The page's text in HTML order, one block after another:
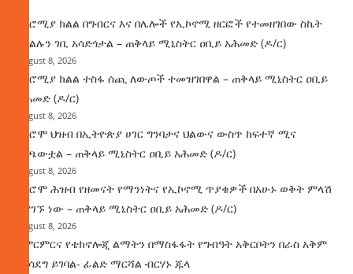
በኦሮሚያ ክልል በግብርና እና በሌሎች የኢኮኖሚ ዘርፎች የተመዘገበው ስኬት
የክልሉን ገቢ አሳድጎታል – ጠቅላይ ሚኒስትር ዐቢይ አሕመድ (ዶ/ር)
August 8, 2026
በኦሮሚያ ክልል ተስፋ ሰጪ ለውጦች ተመዝገበዋል – ጠቅላይ ሚኒስትር ዐቢይ
አሕመድ (ዶ/ር)
August 8, 2026
የኦሮሞ ህዝብ በኢትዮጵያ ሀገር ግንባታና ህልውና ውስጥ ከፍተኛ ሚና
ተጫውቷል – ጠቅላይ ሚኒስትር ዐቢይ አሕመድ (ዶ/ር)
August 8, 2026
የኦሮሞ ሕዝብ የዘመናት የማንነትና የኢኮኖሚ ጥያቄዎች በአሁኑ ወቅት ምላሽ
እያገኙ ነው – ጠቅላይ ሚኒስትር ዐቢይ አሕመድ (ዶ/ር)
August 8, 2026
የምርምርና የቴክኖሎጂ ልማትን በማስፋፋት የግብዓት አቅርቦትን በራስ አቅም
ማሳደግ ይገባል- ፊልድ ማርሻል ብርሃኑ ጁላ